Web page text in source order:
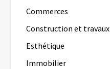
Commerces
Construction et travaux
Esthétique
Immobilier